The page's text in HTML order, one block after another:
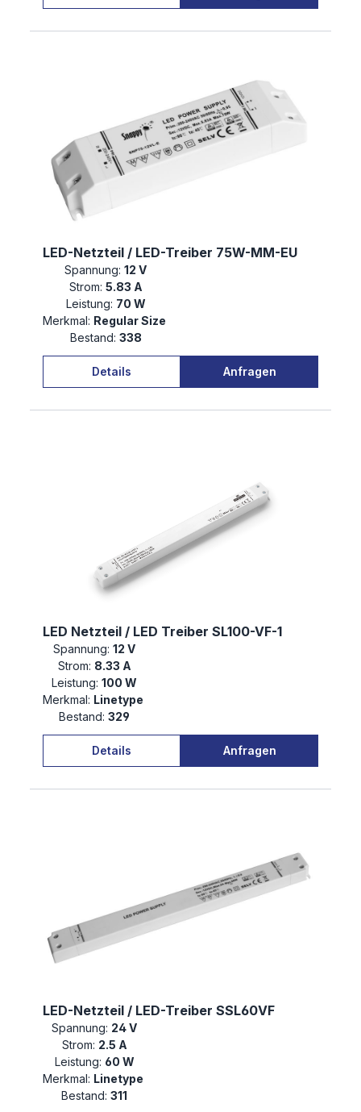
LED-Netzteil / LED-Treiber 75W-MM-EU
Spannung: 12 V
Strom: 5.83 A
Leistung: 70 W
Merkmal: Regular Size
Bestand: 338
Details Anfragen
LED Netzteil / LED Treiber SL100-VF-1
Spannung: 12 V
Strom: 8.33 A
Leistung: 100 W
Merkmal: Linetype
Bestand: 329
Details Anfragen
LED-Netzteil / LED-Treiber SSL60VF
Spannung: 24 V
Strom: 2.5 A
Leistung: 60 W
Merkmal: Linetype
Bestand: 311